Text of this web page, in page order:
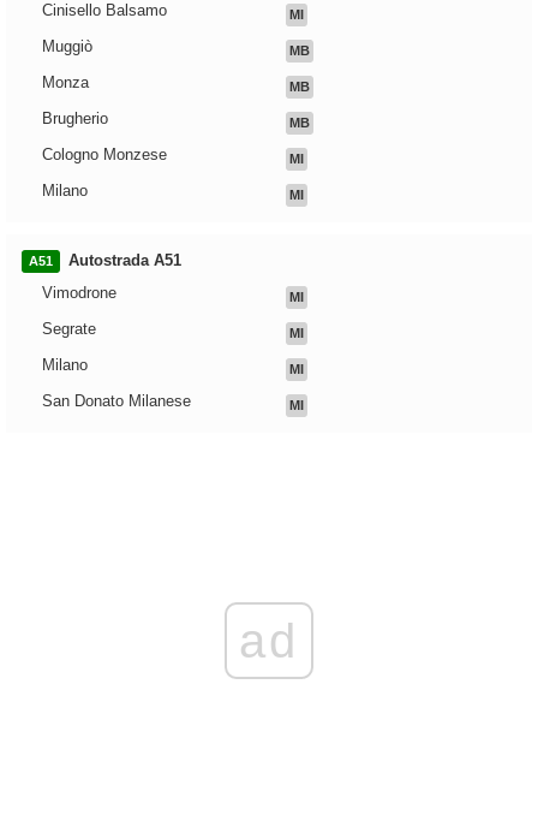
Cinisello Balsamo MI
Muggiò MB
Monza MB
Brugherio MB
Cologno Monzese MI
Milano MI
A51
Autostrada A51
Vimodrone
MI
Segrate MI
Milano MI
San Donato Milanese MI
ad